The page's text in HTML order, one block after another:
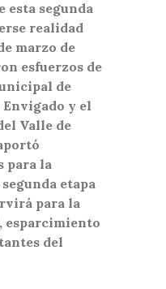
esta segunda
realidad
marzo de
esfuerzos de
de
Envigado y el
Valle de
para la
etapa
para la
esparcimiento
del